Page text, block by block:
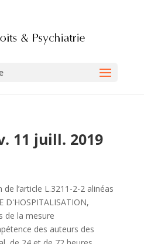
11 juill. 2019
de l’article L.3211-2-2 alinéas
D'HOSPITALISATION,
de la mesure
des auteurs des